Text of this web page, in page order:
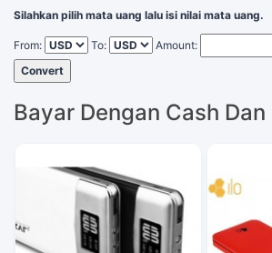
Silahkan pilih mata uang lalu isi nilai mata uang.
From: To:
Amount:
Convert
Bayar Dengan Cash